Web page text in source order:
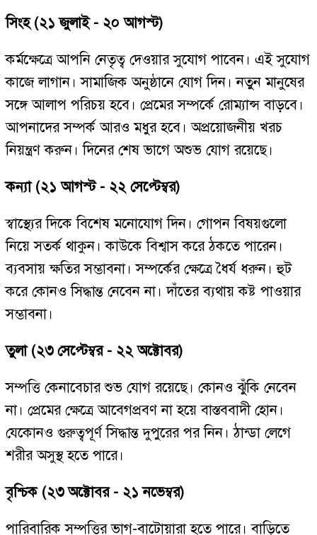
সিংহ (২১ জুলাই - ২০ আগস্ট)
কর্মক্ষেত্রে আপনি নেতৃত্ব দেওয়ার সুযোগ পাবেন। এই সুযোগ
কাজে লাগান। সামাজিক অনুষ্ঠানে যোগ দিন। নতুন মানুষের
সঙ্গে আলাপ পরিচয় হবে। প্রেমের সম্পর্কে রোম্যান্স বাড়বে।
আপনাদের সম্পর্ক আরও মধুর হবে। অপ্রয়োজনীয় খরচ
নিয়ন্ত্রণ করুন। দিনের শেষ ভাগে অশুভ যোগ রয়েছে।
কন্যা (২১ আগস্ট - ২২ সেপ্টেম্বর)
স্বাস্থ্যের দিকে বিশেষ মনোযোগ দিন। গোপন বিষয়গুলো
নিয়ে সতর্ক থাকুন। কাউকে বিশ্বাস করে ঠকতে পারেন।
ব্যবসায় ক্ষতির সম্ভাবনা। সম্পর্কের ক্ষেত্রে ধৈর্য ধরুন। হুট
করে কোনও সিদ্ধান্ত নেবেন না। দাঁতের ব্যথায় কষ্ট পাওয়ার
সম্ভাবনা।
তুলা (২৩ সেপ্টেম্বর - ২২ অক্টোবর)
সম্পত্তি কেনাবেচার শুভ যোগ রয়েছে। কোনও ঝুঁকি নেবেন
না। প্রেমের ক্ষেত্রে আবেগপ্রবণ না হয়ে বাস্তববাদী হোন।
যেকোনও গুরুত্বপূর্ণ সিদ্ধান্ত দুপুরের পর নিন। ঠান্ডা লেগে
শরীর অসুস্থ হতে পারে।
বৃশ্চিক (২৩ অক্টোবর - ২১ নভেম্বর)
পারিবারিক সম্পত্তির ভাগ-বাটোয়ারা হতে পারে। বাড়িতে